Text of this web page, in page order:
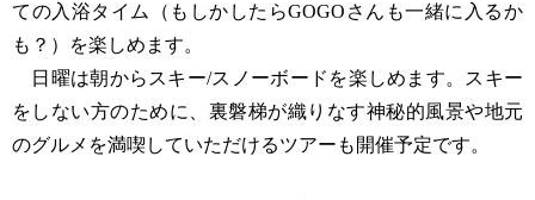
ての入浴タイム（もしかしたらGOGOさんも一緒に入るか
も？）を楽しめます。
日曜は朝からスキー/スノーボードを楽しめます。スキー
をしない方のために、裏磐梯が織りなす神秘的風景や地元
のグルメを満喫していただけるツアーも開催予定です。